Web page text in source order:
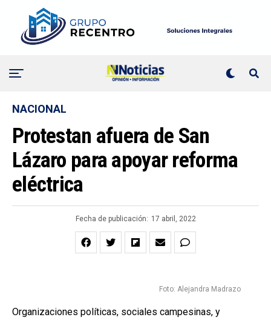
NACIONAL
Protestan afuera de San
Lázaro para apoyar reforma
eléctrica
Fecha de publicación: 17 abril, 2022
Foto: Alejandra Madrazo
Organizaciones políticas, sociales campesinas, y